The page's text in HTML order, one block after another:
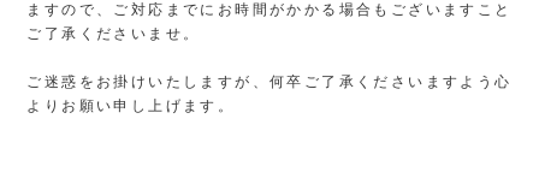
ますので、ご対応までにお時間がかかる場合もございますこと
ご了承くださいませ。
ご迷惑をお掛けいたしますが、何卒ご了承くださいますよう心
よりお願い申し上げます。